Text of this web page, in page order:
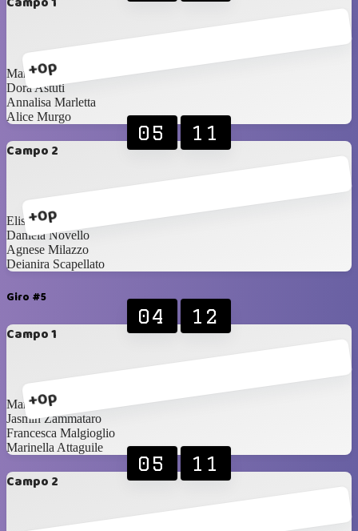
+0p
Maria Palermo
Dora Astuti
Annalisa Marletta
Alice Murgo
Campo 2
+0p
05 11
Elisa Malgioglio
Daniela Novello
Agnese Milazzo
Deianira Scapellato
Giro #5
Campo 1
+0p
04 12
Maria Palermo
Jasmin Zammataro
Francesca Malgioglio
Marinella Attaguile
Campo 2
05 11